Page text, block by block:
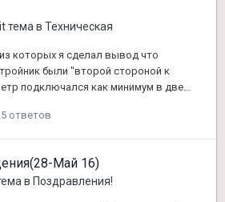
тема в Техническая
которых я сделал вывод что
были "второй стороной к
подключался как минимум в две...
ответов
Май 16)
в Поздравления!